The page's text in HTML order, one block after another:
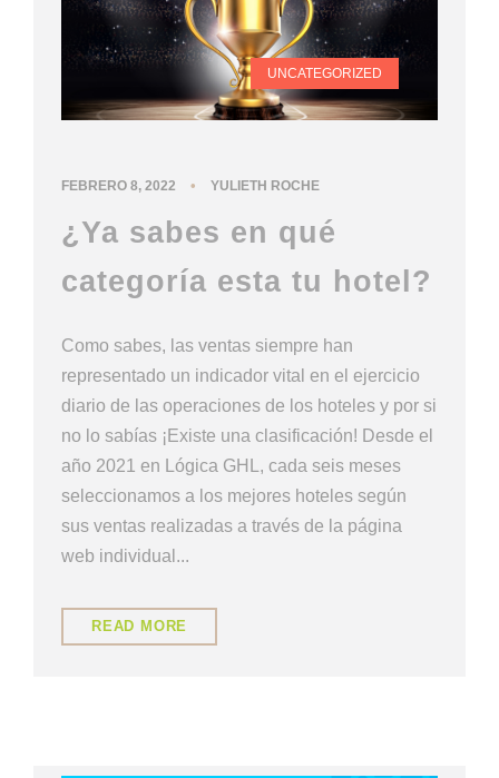
UNCATEGORIZED
FEBRERO 8, 2022 • YULIETH ROCHE
¿Ya sabes en qué
categoría esta tu hotel?
Como sabes, las ventas siempre han
representado un indicador vital en el ejercicio
diario de las operaciones de los hoteles y por si
no lo sabías ¡Existe una clasificación! Desde el
año 2021 en Lógica GHL, cada seis meses
seleccionamos a los mejores hoteles según
sus ventas realizadas a través de la página
web individual...
READ MORE